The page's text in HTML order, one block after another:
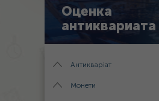
Оценка
антиквариата
Антикваріат
Монети